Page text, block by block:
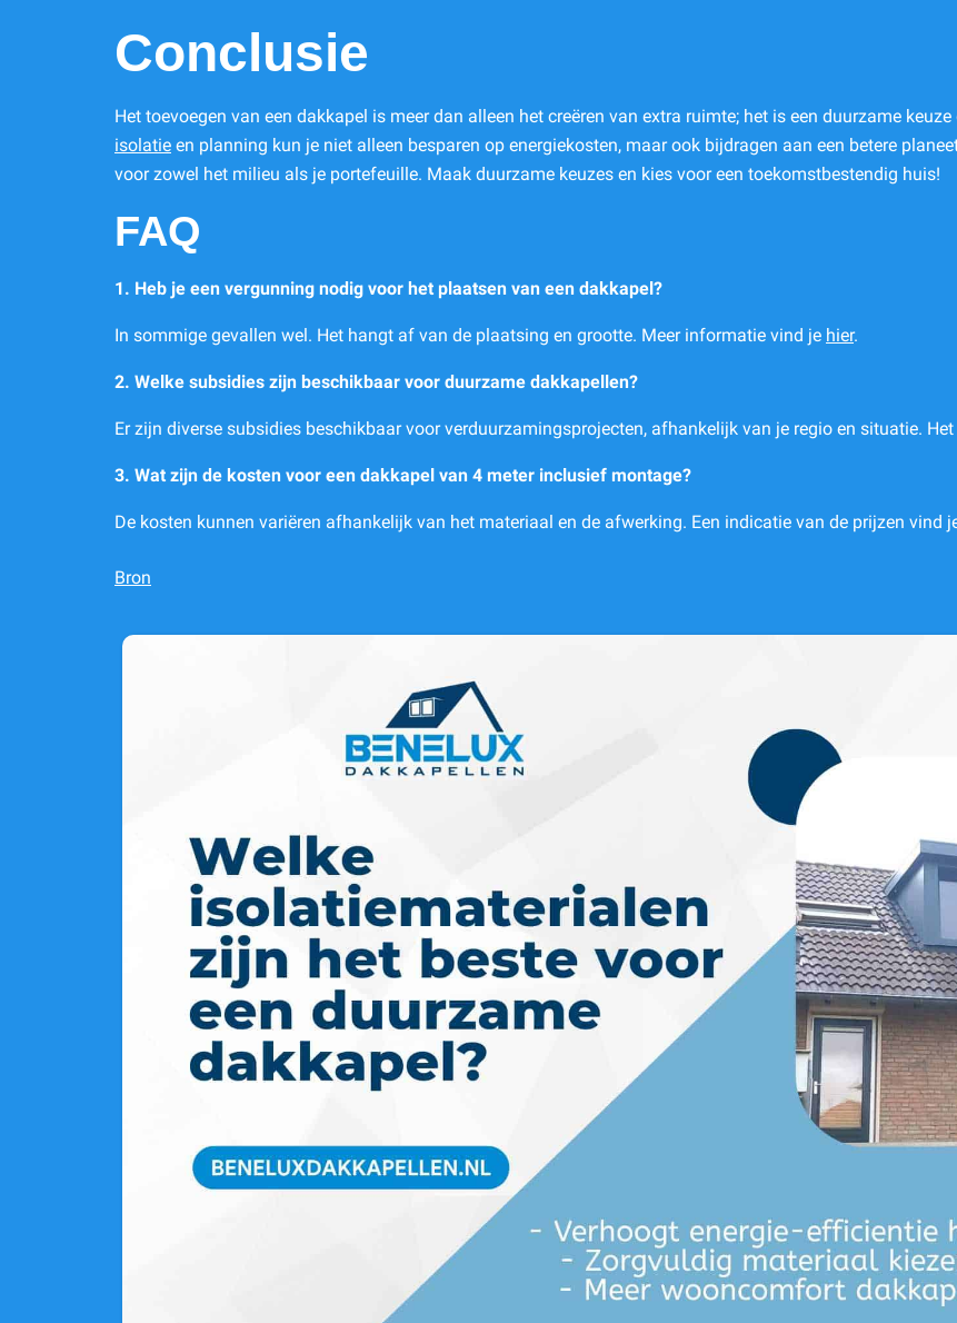
Conclusie
Het toevoegen van een dakkapel is meer dan alleen het creëren van extra ruimte; het is een duurzame
isolatie en planning kun je niet alleen besparen op energiekosten, maar ook bijdragen aan een betere
voor zowel het milieu als je portefeuille. Maak duurzame keuzes en kies voor een toekomstbestendig huis!
FAQ
1. Heb je een vergunning nodig voor het plaatsen van een dakkapel?
In sommige gevallen wel. Het hangt af van de plaatsing en grootte. Meer informatie vind je hier.
2. Welke subsidies zijn beschikbaar voor duurzame dakkapellen?
Er zijn diverse subsidies beschikbaar voor verduurzamingsprojecten, afhankelijk van je regio en situatie.
3. Wat zijn de kosten voor een dakkapel van 4 meter inclusief montage?
De kosten kunnen variëren afhankelijk van het materiaal en de afwerking. Een indicatie van de prijzen vind
Bron